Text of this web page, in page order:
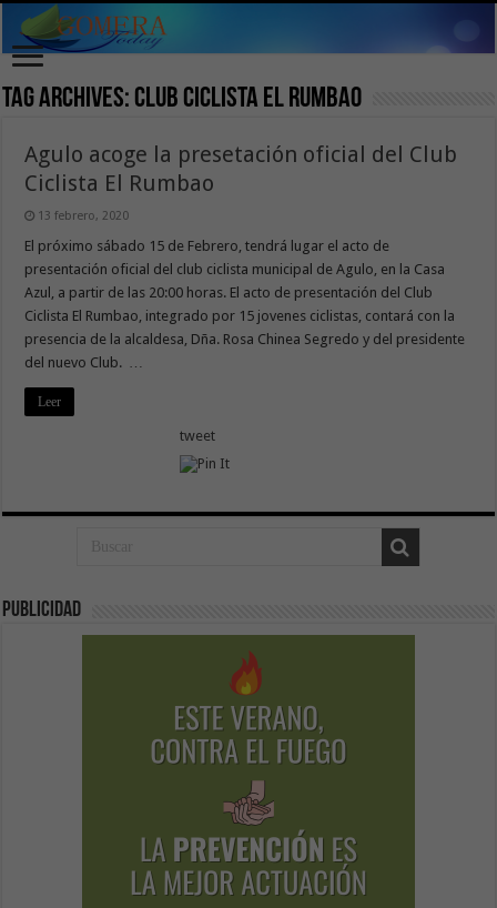
Tag Archives: Club Ciclista El Rumbao
Agulo acoge la presetación oficial del Club
Ciclista El Rumbao
13 febrero, 2020
El próximo sábado 15 de Febrero, tendrá lugar el acto de
presentación oficial del club ciclista municipal de Agulo, en la Casa
Azul, a partir de las 20:00 horas. El acto de presentación del Club
Ciclista El Rumbao, integrado por 15 jovenes ciclistas, contará con la
presencia de la alcaldesa, Dña. Rosa Chinea Segredo y del presidente
del nuevo Club. …
Leer
tweet
Publicidad